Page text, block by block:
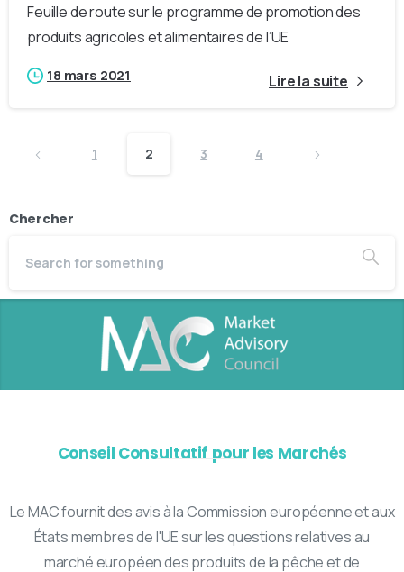
Feuille de route sur le programme de promotion des
produits agricoles et alimentaires de l’UE
18 mars 2021 Lire la suite
1 2 3 4
Chercher
Conseil Consultatif pour les Marchés
Le MAC fournit des avis à la Commission européenne et aux
États membres de l'UE sur les questions relatives au
marché européen des produits de la pêche et de